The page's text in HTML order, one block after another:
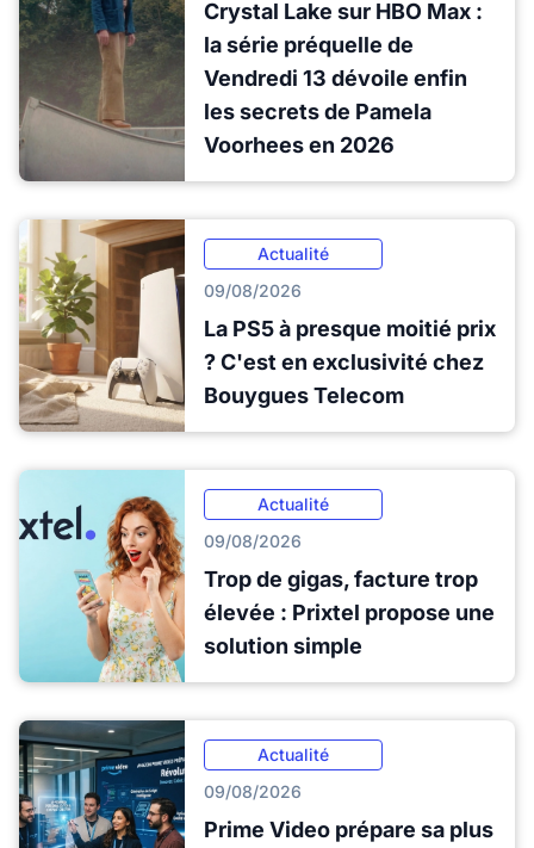
Crystal Lake sur HBO Max :
la série préquelle de
Vendredi 13 dévoile enfin
les secrets de Pamela
Voorhees en 2026
Actualité
09/08/2026
La PS5 à presque moitié prix
? C'est en exclusivité chez
Bouygues Telecom
Actualité
09/08/2026
Trop de gigas, facture trop
élevée : Prixtel propose une
solution simple
Actualité
09/08/2026
Prime Video prépare sa plus